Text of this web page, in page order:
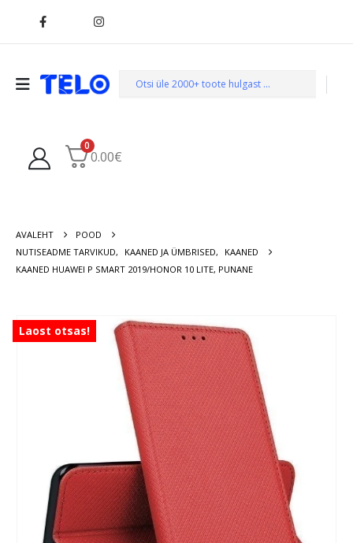
0
0.00€
AVALEHT
POOD
NUTISEADME TARVIKUD, KAANED JA ÜMBRISED,
KAANED
KAANED HUAWEI P SMART 2019/HONOR 10 LITE, PUNANE
Laost otsas!